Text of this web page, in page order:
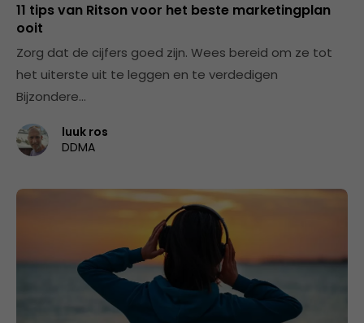
11 tips van Ritson voor het beste marketingplan
ooit
Zorg dat de cijfers goed zijn. Wees bereid om ze tot
het uiterste uit te leggen en te verdedigen
Bijzondere…
luuk ros
DDMA